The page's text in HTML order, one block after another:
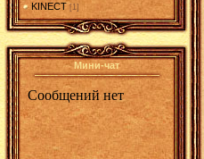
KINECT [1]
Мини-чат